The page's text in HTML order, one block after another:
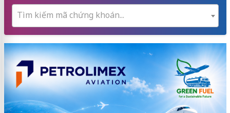
Tìm kiếm mã chứng khoán...